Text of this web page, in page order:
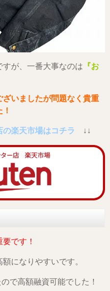
が、一番大事なのは 『お
いましたが問題なく貴重
楽天市場はコチラ ↓↓
です！
になりやすいです。
で高額融資可能でした！